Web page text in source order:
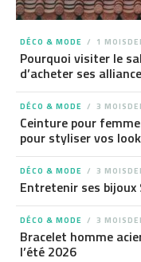
DÉCO & MODE 1
Pourquoi visiter le
d’acheter ses
DÉCO & MODE 3
Ceinture pour
pour styliser vos
DÉCO & MODE 3
Entretenir ses
DÉCO & MODE 3
Bracelet homme
l’été 2026